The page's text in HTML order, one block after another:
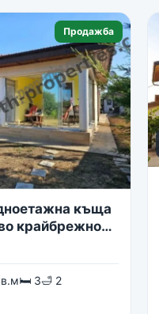
Продажба
къща
крайбрежно
🛏 3🛁 2